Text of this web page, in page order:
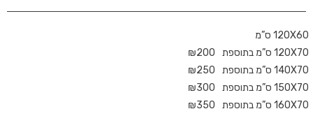
120X60 ס”מ
120X70 ס”מ בתוספת
₪200
140X70 ס”מ בתוספת
₪250
150X70 ס”מ בתוספת
₪300
160X70 ס”מ בתוספת
₪350